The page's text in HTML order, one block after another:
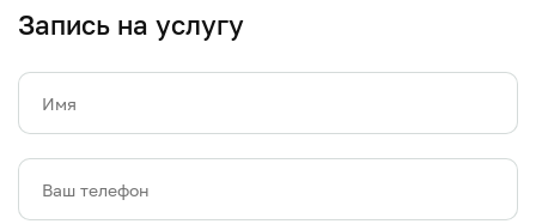
Запись на услугу
Имя
Ваш телефон